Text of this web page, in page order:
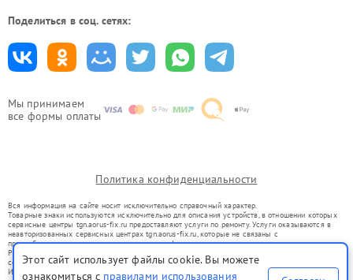
Мы принимаем
все формы оплаты
Поделиться в соц. сетях:
Политика конфиденциальности
Вся информация на сайте носит исключительно справочный характер.
Товарные знаки используются исключительно для описания устройств, в отношении которых
сервисные центры tgn.aorus-fix.ru предоставляют услуги по ремонту. Услуги оказываются в
неавторизованных сервисных центрах tgn.aorus-fix.ru, которые не связаны с
правообладателями товарных знаков или их официальными представителями.
Ремонт осуществляется для устройств, уже введенных в гражданский оборот в соответствии
со статьей 1487 ГК РФ.
Использование товарных знаков не преследует цели индивидуализации услуг или введения
Этот сайт использует файлы cookie. Вы можете
ознакомиться с правилами использования